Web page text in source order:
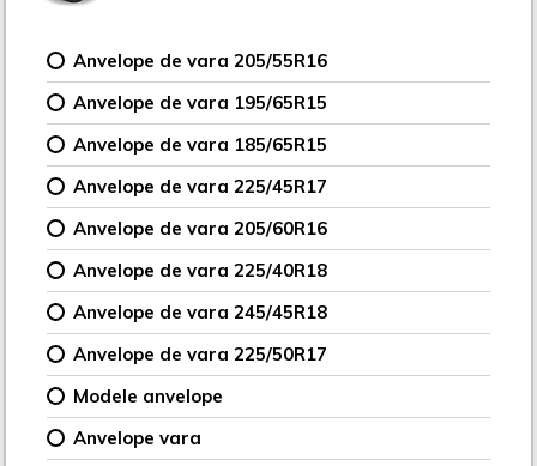
Anvelope de vara 205/55R16
Anvelope de vara 195/65R15
Anvelope de vara 185/65R15
Anvelope de vara 225/45R17
Anvelope de vara 205/60R16
Anvelope de vara 225/40R18
Anvelope de vara 245/45R18
Anvelope de vara 225/50R17
Modele anvelope
Anvelope vara